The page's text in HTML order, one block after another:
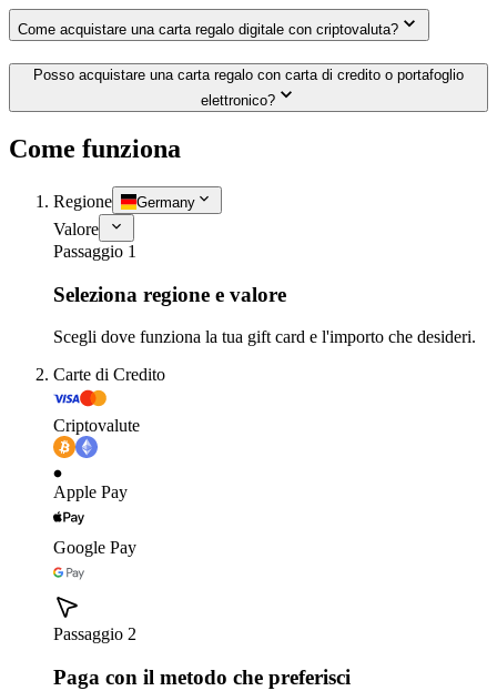
Come acquistare una carta regalo digitale con criptovaluta?
Posso acquistare una carta regalo con carta di credito o portafoglio
elettronico?
Come funziona
Regione Germany
Valore
Passaggio 1
Seleziona regione e valore
Scegli dove funziona la tua gift card e l'importo che desideri.
Carte di Credito
Criptovalute
Apple Pay
Google Pay
Passaggio 2
Paga con il metodo che preferisci